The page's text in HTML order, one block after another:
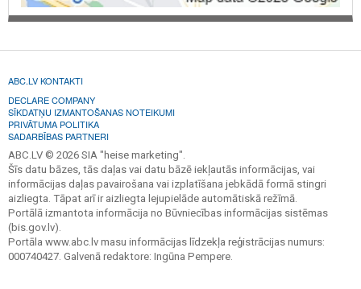
ABC.LV KONTAKTI
DECLARE COMPANY
SĪKDATŅU IZMANTOŠANAS NOTEIKUMI
PRIVĀTUMA POLITIKA
SADARBĪBAS PARTNERI
ABC.LV © 2026 SIA "heise marketing".
Šīs datu bāzes, tās daļas vai datu bāzē iekļautās informācijas, vai
informācijas daļas pavairošana vai izplatīšana jebkādā formā stingri
aizliegta. Tāpat arī ir aizliegta lejupielāde automātiskā režīmā.
Portālā izmantota informācija no Būvniecības informācijas sistēmas
(bis.gov.lv).
Portāla www.abc.lv masu informācijas līdzekļa reģistrācijas numurs:
000740427. Galvenā redaktore: Ingūna Pempere.